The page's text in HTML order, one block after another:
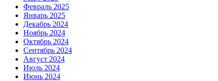
Февраль 2025
Январь 2025
Декабрь 2024
Ноябрь 2024
Октябрь 2024
Сентябрь 2024
Август 2024
Июль 2024
Июнь 2024